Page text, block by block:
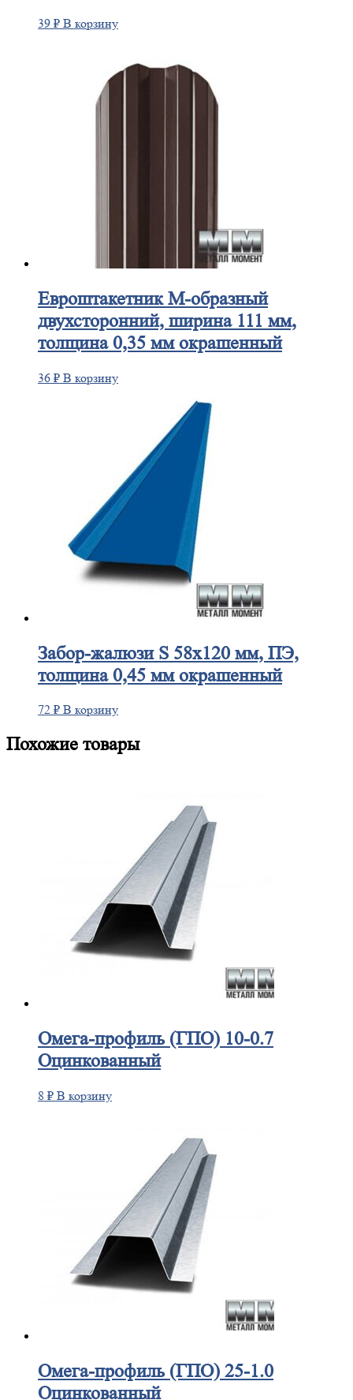
39 ₽ В корзину
ЕвроштакетникМ-образный
двухсторонний, ширина 111 мм,
толщина 0,35 мм окрашенный
36 ₽ В корзину
Забор-жалюзиS 58х120 мм, ПЭ,
толщина 0,45 мм окрашенный
72 ₽ В корзину
Похожие товары
Омега-профиль(ГПО) 10-0.7
Оцинкованный
8 ₽ В корзину
Омега-профиль(ГПО) 25-1.0
Оцинкованный